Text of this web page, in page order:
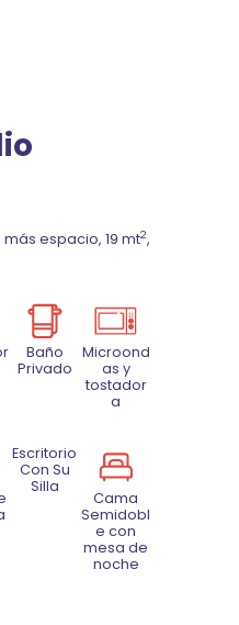
espacio, 19 mt2,
Baño
Privado
Microond
as y
tostador
a
Escritorio
Con Su
Silla
Cama
Semidobl
e con
mesa de
noche